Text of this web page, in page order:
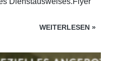
WEITERLESEN »